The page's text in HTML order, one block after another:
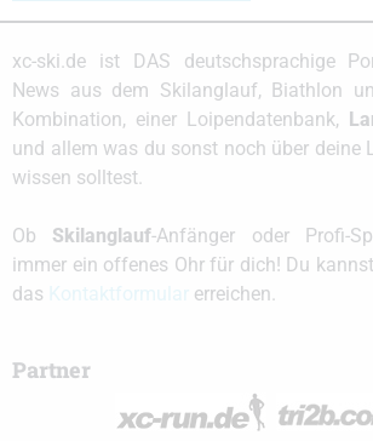
xc-ski.de ist DAS deutschsprachige
News aus dem Skilanglauf, Biathlon
Kombination, einer Loipendatenbank,
und allem was du sonst noch über deine
wissen solltest.
Ob Skilanglauf-Anfänger oder Profi-
immer ein offenes Ohr für dich! Du
das
erreichen.
Partner